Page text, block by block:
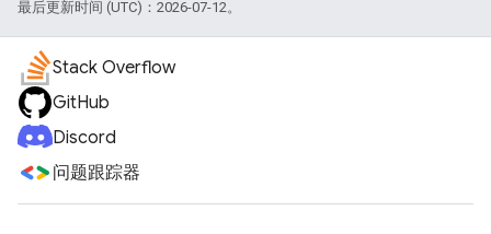
最后更新时间 (UTC)：2026-07-12。
Stack Overflow
GitHub
Discord
问题跟踪器